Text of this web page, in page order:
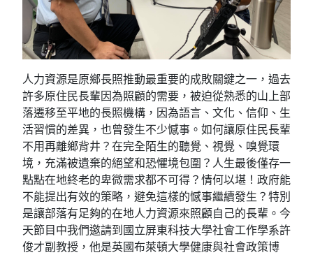
人力資源是原鄉長照推動最重要的成敗關鍵之一，過去
許多原住民長輩因為照顧的需要，被迫從熟悉的山上部
落遷移至平地的長照機構，因為語言、文化、信仰、生
活習慣的差異，也曾發生不少憾事。如何讓原住民長輩
不用再離鄉背井？在完全陌生的聽覺、視覺、嗅覺環
境，充滿被遺棄的絕望和恐懼境包圍？人生最後僅存一
點點在地終老的卑微需求都不可得？情何以堪！政府能
不能提出有效的策略，避免這樣的憾事繼續發生？特別
是讓部落有足夠的在地人力資源來照顧自己的長輩。今
天節目中我們邀請到國立屏東科技大學社會工作學系許
俊才副教授，他是英國布萊頓大學健康與社會政策博